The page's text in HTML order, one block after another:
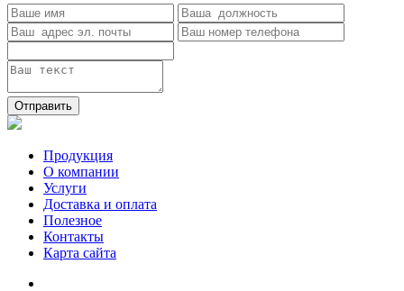
Отправить
Продукция
О компании
Услуги
Доставка и оплата
Полезное
Контакты
Карта сайта